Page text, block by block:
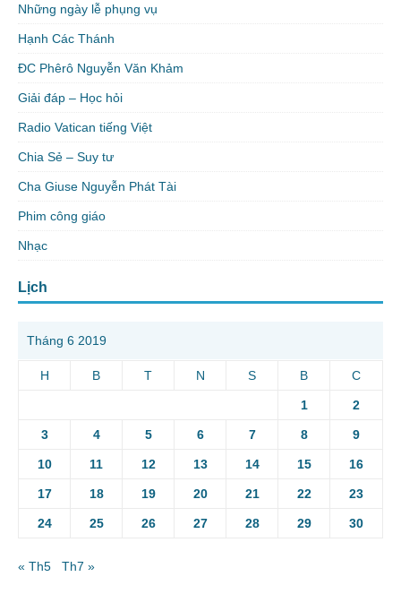
Những ngày lễ phụng vụ
Hạnh Các Thánh
ĐC Phêrô Nguyễn Văn Khảm
Giải đáp – Học hỏi
Radio Vatican tiếng Việt
Chia Sẻ – Suy tư
Cha Giuse Nguyễn Phát Tài
Phim công giáo
Nhạc
Lịch
Tháng 6 2019
H B T N S B C
1 2
3 4 5 6 7 8 9
10 11 12 13 14 15 16
17 18 19 20 21 22 23
24 25 26 27 28 29 30
« Th5 Th7 »